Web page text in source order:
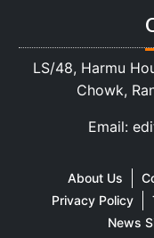
LS/48, Harmu
Chowk,
Email:
About Us
Privacy Policy
News